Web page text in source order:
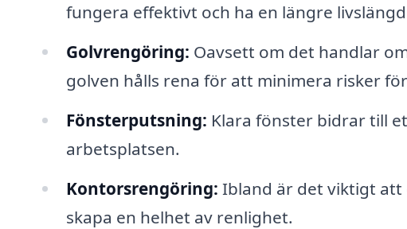
fungera effektivt och ha en längre
Golvrengöring: Oavsett om det handlar
golven hålls rena för att minimera risker
Fönsterputsning: Klara fönster bidrar till
arbetsplatsen.
Kontorsrengöring: Ibland är det viktigt
skapa en helhet av renlighet.